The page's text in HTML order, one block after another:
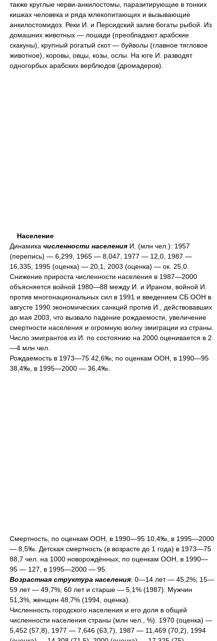
также круглые черви-анкилостомы, паразитирующие в тонких
кишках человека и ряда млекопитающих и вызывающие
анкилостомидоз. Реки И. и Персидский залив богаты рыбой. Из
домашних животных — лошади (преобладают арабские
скакуны), крупный рогатый скот — буйволы (главное тягловое
животное), коровы, овцы, козы, ослы. На юге И. разводят
одногорбых арабских верблюдов (дромадеров).
Население
Динамика численности населения И. (млн чел.): 1957
(перепись) — 6,299, 1965 — 8,047, 1977 — 12,0, 1987 —
16,335, 1995 (оценка) — 20,1, 2003 (оценка) — ок. 25,0.
Снижение прироста численности населения в 1987—2000
объясняется войной 1980—88 между И. и Ираном, войной И.
против многонациональных сил в 1991 и введением СБ ООН в
августе 1990 экономических санкций против И., действовавших
до мая 2003, что вызвало падение рождаемости, увеличение
смертности населения и огромную волну эмиграции из страны.
Число эмигрантов из И. по состоянию на 2000 оценивается в 2
—4 млн чел.
Рождаемость в 1973—75 42,6‰; по оценкам ООН, в 1990—95
38,4‰, в 1995—2000 — 36,4‰.
Смертность, по оценкам ООН, в 1990—95 10,4‰, в 1995—2000
— 8,5‰. Детская смертность (в возрасте до 1 года) в 1973—75
88,7 чел. на 1000 новорождённых; по оценкам ООН, в 1990—
95 — 127, в 1995—2000 — 95.
Возрастная структура населения: 0—14 лет — 45,2%; 15—
59 лет — 49,7%; 60 лет и старше — 5,1% (1987). Мужчин
51,3%, женщин 48,7% (1994, оценка).
Численность городского населения и его доля в общей
численности населения страны (млн чел., %): 1970 (оценка) —
5,452 (57,8), 1977 — 7,646 (63,7), 1987 — 11,469 (70,2), 1994